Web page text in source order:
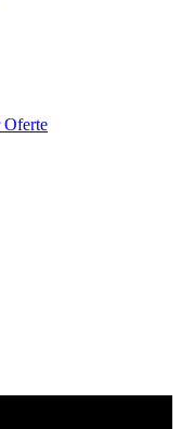
Oferte